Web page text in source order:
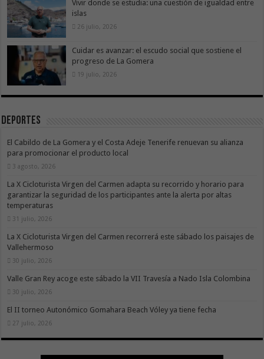
Vivir donde se estudia: una cuestión de igualdad entre
islas
26 julio, 2026
Cuidar es avanzar: el escudo social que sostiene el
progreso de La Gomera
19 julio, 2026
Deportes
El Cabildo de La Gomera y el Costa Adeje Tenerife renuevan su alianza
para promocionar el producto local
3 agosto, 2026
La X Cicloturista Virgen del Carmen adapta su recorrido y horario para
garantizar la seguridad de los participantes ante la alerta por altas
temperaturas
31 julio, 2026
La X Cicloturista Virgen del Carmen recorrerá este sábado los paisajes de
Vallehermoso
30 julio, 2026
Valle Gran Rey acoge este sábado la VII Travesía a Nado Isla Colombina
30 julio, 2026
El II torneo Autonómico Gomahara Beach Vóley ya tiene fecha
27 julio, 2026